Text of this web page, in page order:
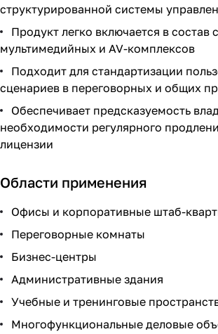
структурированной системы
Продукт легко включается в состав
мультимедийных и AV-комплексов
Подходит для стандартизации
сценариев в переговорных и общих
Обеспечивает предсказуемость
необходимости регулярного
лицензии
Области применения
Офисы и корпоративные штаб-
Переговорные комнаты
Бизнес-центры
Административные здания
Учебные и тренинговые
Многофункциональные деловые